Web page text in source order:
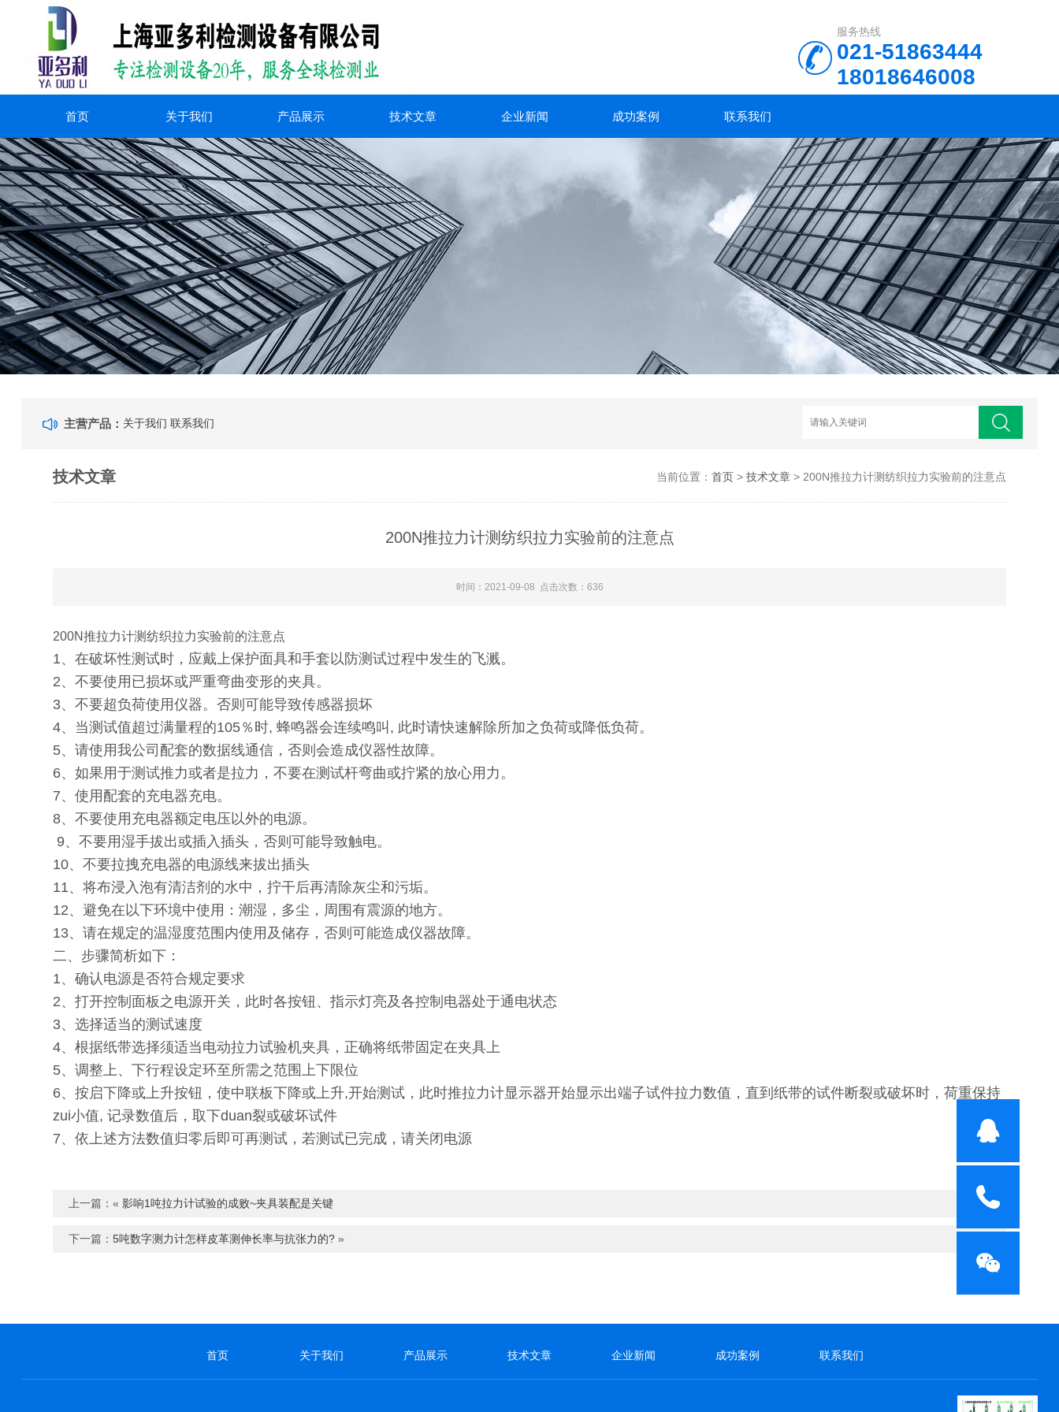
服务热线
021-51863444
18018646008
首页 关于我们 产品展示 技术文章 企业新闻 成功案例 联系我们
主营产品： 关于我们 联系我们
技术文章 当前位置： 首页> 技术文章> 200N推拉力计测纺织拉力实验前的注意点
200N推拉力计测纺织拉力实验前的注意点
时间：2021-09-08 点击次数：636
200N推拉力计测纺织拉力实验前的注意点
1、在破坏性测试时，应戴上保护面具和手套以防测试过程中发生的飞溅。
2、不要使用已损坏或严重弯曲变形的夹具。
3、不要超负荷使用仪器。否则可能导致传感器损坏
4、当测试值超过满量程的105％时, 蜂鸣器会连续鸣叫, 此时请快速解除所加之负荷或降低负荷。
5、请使用我公司配套的数据线通信，否则会造成仪器性故障。
6、如果用于测试推力或者是拉力，不要在测试杆弯曲或拧紧的放心用力。
7、使用配套的充电器充电。
8、不要使用充电器额定电压以外的电源。
9、不要用湿手拔出或插入插头，否则可能导致触电。
10、不要拉拽充电器的电源线来拔出插头
11、将布浸入泡有清洁剂的水中，拧干后再清除灰尘和污垢。
12、避免在以下环境中使用：潮湿，多尘，周围有震源的地方。
13、请在规定的温湿度范围内使用及储存，否则可能造成仪器故障。
二、步骤简析如下：
1、确认电源是否符合规定要求
2、打开控制面板之电源开关，此时各按钮、指示灯亮及各控制电器处于通电状态
3、选择适当的测试速度
4、根据纸带选择须适当电动拉力试验机夹具，正确将纸带固定在夹具上
5、调整上、下行程设定环至所需之范围上下限位
6、按启下降或上升按钮，使中联板下降或上升,开始测试，此时推拉力计显示器开始显示出端子试件拉力数值，直到纸带的试件断裂或破坏时，荷重保持
zui小值, 记录数值后，取下duan裂或破坏试件
7、依上述方法数值归零后即可再测试，若测试已完成，请关闭电源
上一篇：«影响1吨拉力计试验的成败~夹具装配是关键​
下一篇：5吨数字测力计怎样皮革​测伸长率与抗张力的? »
首页 关于我们 产品展示 技术文章 企业新闻 成功案例 联系我们